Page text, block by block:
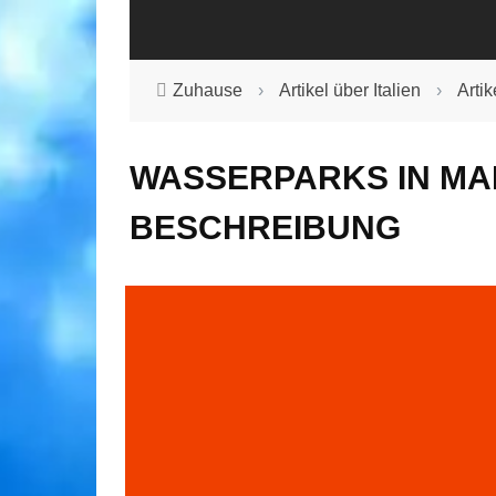
Zuhause › Artikel über Italien ›
WASSERPARKS IN
BESCHREIBUNG